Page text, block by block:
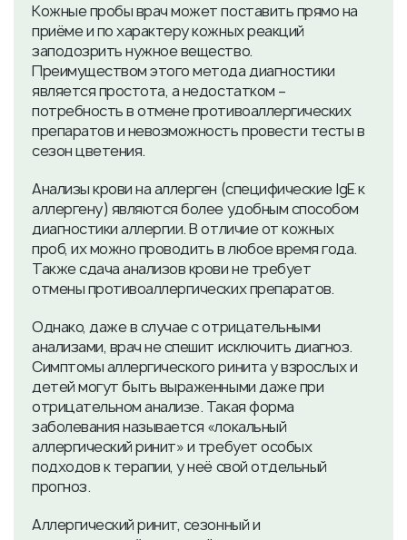
Кожные пробы врач может поставить прямо на
приёме и по характеру кожных реакций
заподозрить нужное вещество.
Преимуществом этого метода диагностики
является простота, а недостатком –
потребность в отмене противоаллергических
препаратов и невозможность провести тесты в
сезон цветения.
Анализы крови на аллерген (специфические IgE к
аллергену) являются более удобным способом
диагностики аллергии. В отличие от кожных
проб, их можно проводить в любое время года.
Также сдача анализов крови не требует
отмены противоаллергических препаратов.
Однако, даже в случае с отрицательными
анализами, врач не спешит исключить диагноз.
Симптомы аллергического ринита у взрослых и
детей могут быть выраженными даже при
отрицательном анализе. Такая форма
заболевания называется «локальный
аллергический ринит» и требует особых
подходов к терапии, у неё свой отдельный
прогноз.
Аллергический ринит, сезонный и